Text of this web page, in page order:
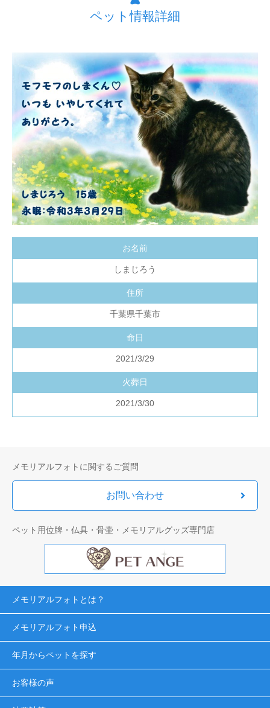
ペット情報詳細
お名前
しまじろう
住所
千葉県千葉市
命日
2021/3/29
火葬日
2021/3/30
メモリアルフォトに関するご質問
お問い合わせ
ペット用位牌・仏具・骨壷・メモリアルグッズ専門店
メモリアルフォトとは？
メモリアルフォト申込
年月からペットを探す
お客様の声